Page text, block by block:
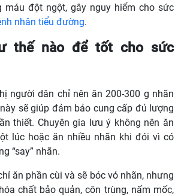
máu đột ngột, gây nguy hiểm cho sức
nhân tiểu đường.
thế nào để tốt cho sức
người dân chỉ nên ăn 200-300 g nhãn
sẽ giúp đảm bảo cung cấp đủ lượng
thiết. Chuyên gia lưu ý không nên ăn
lúc hoặc ăn nhiều nhãn khi đói vì có
“say” nhãn.
ăn phần cùi và sẽ bóc vỏ nhãn, nhưng
chất bảo quản, côn trùng, nấm mốc,